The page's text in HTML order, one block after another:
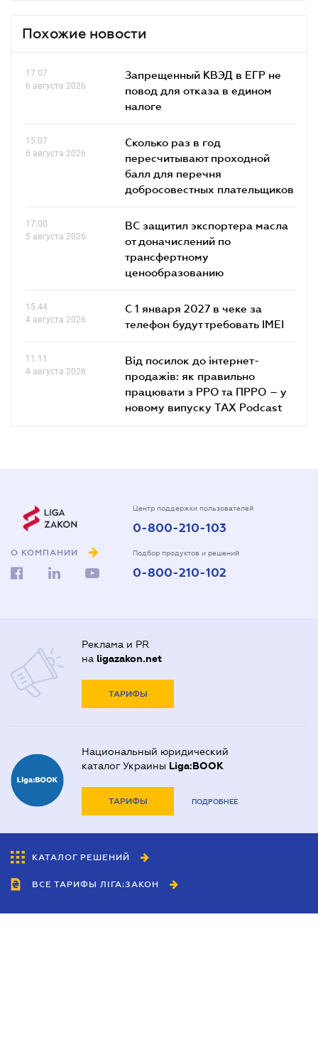
Похожие новости
17.07
6 августа 2026
Запрещенный КВЭД в ЕГР не
повод для отказа в едином
налоге
15.07
6 августа 2026
Сколько раз в год
пересчитывают проходной
балл для перечня
добросовестных плательщиков
17.00
5 августа 2026
ВС защитил экспортера масла
от доначислений по
трансфертному
ценообразованию
15.44
4 августа 2026
С 1 января 2027 в чеке за
телефон будут требовать IMEI
11.11
4 августа 2026
Від посилок до інтернет-
продажів: як правильно
працювати з РРО та ПРРО – у
новому випуску TAX Podcast
О КОМПАНИИ
Центр поддержки пользователей
0-800-210-103
Подбор продуктов и решений
0-800-210-102
Реклама и PR
на ligazakon.net
ТАРИФЫ
Национальный юридический
каталог Украины Liga:BOOK
ТАРИФЫ ПОДРОБНЕЕ
КАТАЛОГ РЕШЕНИЙ
ВСЕ ТАРИФЫ ЛІГА:ЗАКОН